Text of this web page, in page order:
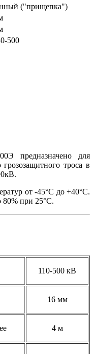
("прищепка")
500
предназначено для
троса в
от -45°С до +40°С.
80% при 25°С.
110-500 кВ
16 мм
4 м